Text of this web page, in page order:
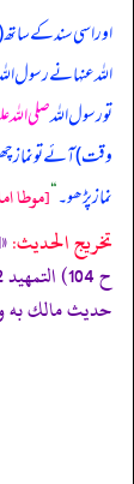
اور اسی سند کے
اللہ عنہا نے رسول
تو رسول اللہصلی اللہ
وقت) آئے تو نماز
نماز پڑھو۔“[موطا
تخریج الحدیث:
حديث مالك به